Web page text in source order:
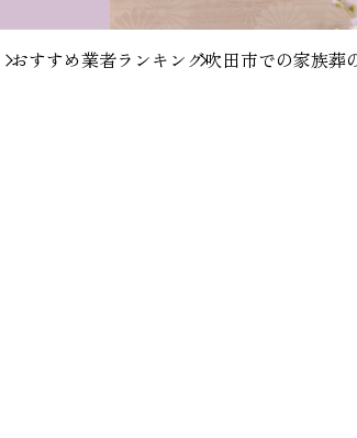
おすすめ業者ランキング吹田市での家族葬